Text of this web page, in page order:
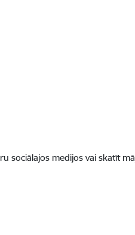
sociālajos medijos vai skatīt